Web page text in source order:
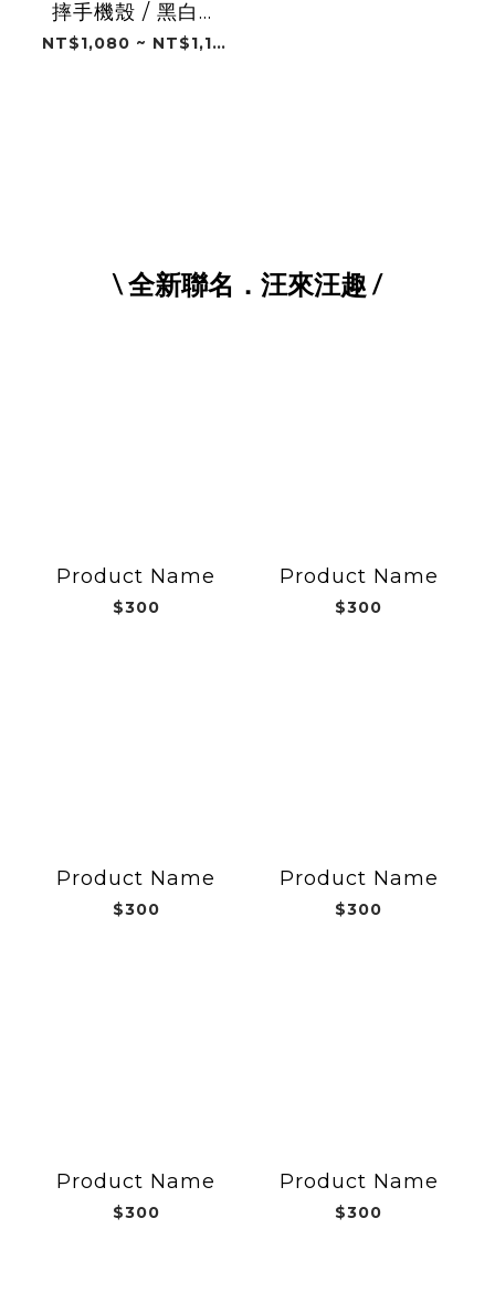
摔手機殼 / 黑白笑
(微笑人森)
NT$1,080 ~ NT$1,180
\ 全新聯名．汪來汪趣 /
Product Name
$300
Product Name
$300
Product Name
$300
Product Name
$300
Product Name
$300
Product Name
$300